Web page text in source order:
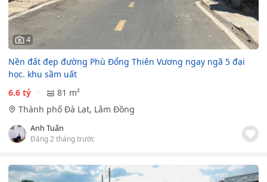
4
Nền đất đẹp đường Phù Đổng Thiên Vương ngay ngã 5 đại
học. khu sầm uất
6.6 tỷ
81 m²
Thành phố Đà Lạt, Lâm Đồng
Anh Tuấn
Đăng 2 tháng trước